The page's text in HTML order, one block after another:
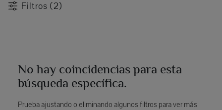
Filtros (2)
No hay coincidencias para esta
búsqueda específica.
Prueba ajustando o eliminando algunos filtros para ver más